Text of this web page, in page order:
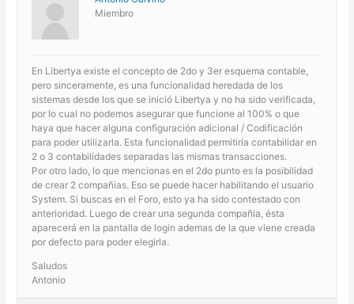
Miembro
En Libertya existe el concepto de 2do y 3er esquema contable,
pero sinceramente, es una funcionalidad heredada de los
sistemas desde los que se inició Libertya y no ha sido verificada,
por lo cual no podemos asegurar que funcione al 100% o que
haya que hacer alguna configuración adicional / Codificación
para poder utilizarla. Esta funcionalidad permitiría contabilidar en
2 o 3 contabilidades separadas las mismas transacciones.
Por otro lado, lo que mencionas en el 2do punto es la posibilidad
de crear 2 compañias. Eso se puede hacer habilitando el usuario
System. Si buscas en el Foro, esto ya ha sido contestado con
anterioridad. Luego de crear una segunda compañia, ésta
aparecerá en la pantalla de login ademas de la que viene creada
por defecto para poder elegirla.
Saludos
Antonio